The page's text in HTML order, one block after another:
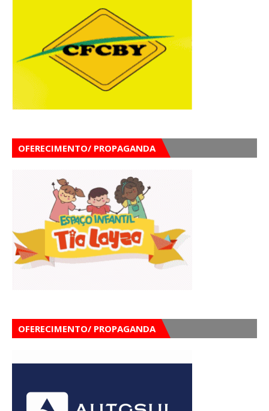
OFERECIMENTO/ PROPAGANDA
OFERECIMENTO/ PROPAGANDA